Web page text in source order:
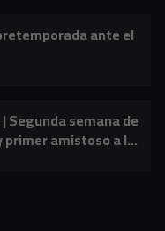
ante el
| Segunda semana de
amistoso a la